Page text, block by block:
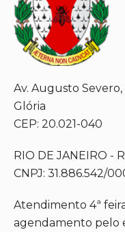
Av. Augusto Severo,
Glória
CEP: 20.021-040
RIO DE JANEIRO -
CNPJ: 31.886.542/
Atendimento 4ª
agendamento pelo